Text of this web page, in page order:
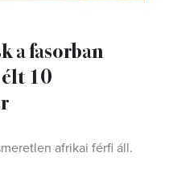
a fasorban
élt 10
afrikai férfi áll.